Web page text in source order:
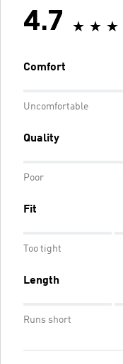
4.7
Comfort
Uncomfortable
Quality
Poor
Fit
Too tight
Length
Runs short